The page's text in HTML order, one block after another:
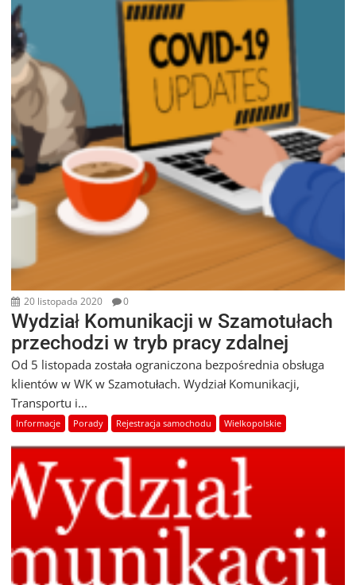
20 listopada 2020 0
Wydział Komunikacji w Szamotułach
przechodzi w tryb pracy zdalnej
Od 5 listopada została ograniczona bezpośrednia obsługa
klientów w WK w Szamotułach. Wydział Komunikacji,
Transportu i...
Informacje Porady Rejestracja samochodu Wielkopolskie